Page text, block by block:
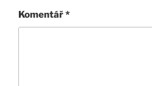
Komentář*